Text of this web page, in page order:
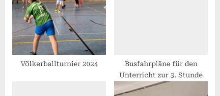
Völkerballturnier 2024
Busfahrpläne für den
Unterricht zur 3. Stunde